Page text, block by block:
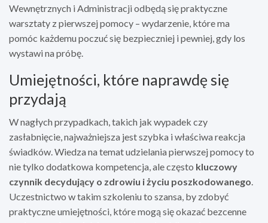
Wewnętrznych i Administracji odbędą się praktyczne
warsztaty z pierwszej pomocy – wydarzenie, które ma
pomóc każdemu poczuć się bezpieczniej i pewniej, gdy los
wystawi na próbę.
Umiejętności, które naprawdę się
przydają
W nagłych przypadkach, takich jak wypadek czy
zasłabnięcie, najważniejsza jest szybka i właściwa reakcja
świadków. Wiedza na temat udzielania pierwszej pomocy to
nie tylko dodatkowa kompetencja, ale często kluczowy
czynnik decydujący o zdrowiu i życiu poszkodowanego.
Uczestnictwo w takim szkoleniu to szansa, by zdobyć
praktyczne umiejętności, które mogą się okazać bezcenne